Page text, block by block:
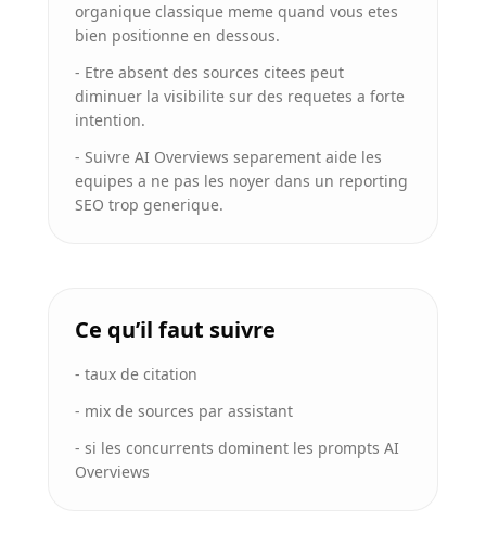
organique classique meme quand vous etes
bien positionne en dessous.
- Etre absent des sources citees peut
diminuer la visibilite sur des requetes a forte
intention.
- Suivre AI Overviews separement aide les
equipes a ne pas les noyer dans un reporting
SEO trop generique.
Ce qu’il faut suivre
- taux de citation
- mix de sources par assistant
- si les concurrents dominent les prompts AI
Overviews